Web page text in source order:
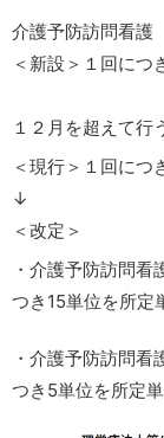
介護予防訪問看護
＜新設＞１回につ
１２月を超えて行
＜現行＞１回につ
↓
＜改定＞
・介護予防訪問看
つき15単位を所定
・介護予防訪問看
つき5単位を所定